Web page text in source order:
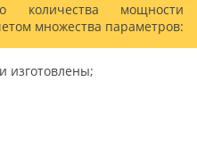
количества
множества параметров:
изготовлены;